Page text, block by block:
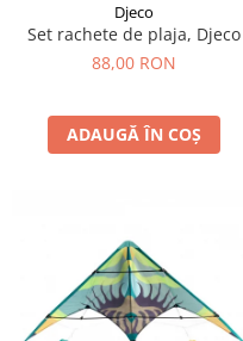
Djeco
Set rachete de plaja, Djeco
88,00 RON
ADAUGĂ ÎN COȘ